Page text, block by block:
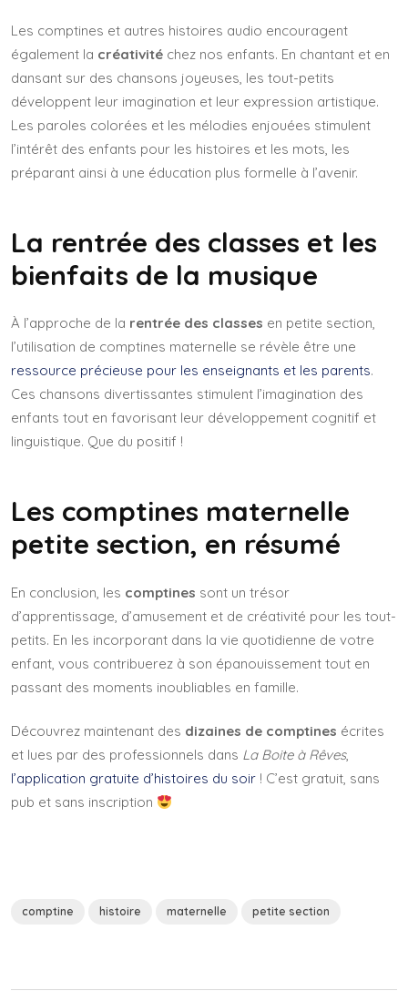
Les comptines et autres histoires audio encouragent
également la créativité chez nos enfants. En chantant et en
dansant sur des chansons joyeuses, les tout-petits
développent leur imagination et leur expression artistique.
Les paroles colorées et les mélodies enjouées stimulent
l’intérêt des enfants pour les histoires et les mots, les
préparant ainsi à une éducation plus formelle à l’avenir.
La rentrée des classes et les
bienfaits de la musique
À l’approche de la rentrée des classes en petite section,
l’utilisation de comptines maternelle se révèle être une
ressource précieuse pour les enseignants et les parents.
Ces chansons divertissantes stimulent l’imagination des
enfants tout en favorisant leur développement cognitif et
linguistique. Que du positif !
Les comptines maternelle
petite section, en résumé
En conclusion, les comptines sont un trésor
d’apprentissage, d’amusement et de créativité pour les tout-
petits. En les incorporant dans la vie quotidienne de votre
enfant, vous contribuerez à son épanouissement tout en
passant des moments inoubliables en famille.
Découvrez maintenant des dizaines de comptines écrites
et lues par des professionnels dans La Boite à Rêves,
l’application gratuite d’histoires du soir ! C’est gratuit, sans
pub et sans inscription
comptine histoire maternelle petite section